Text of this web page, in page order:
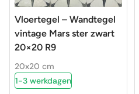
Vloertegel – Wandtegel
vintage Mars ster zwart
20×20 R9
20x20 cm
1-3 werkdagen